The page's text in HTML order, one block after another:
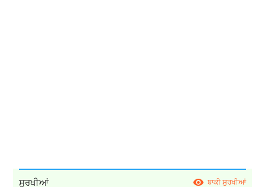
ਸੁਰਖੀਆਂ ਬਾਕੀ ਸੁਰਖੀਆਂ